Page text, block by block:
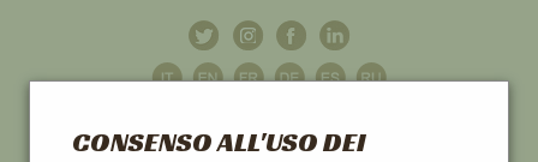
CONSENSO ALL'USO DEI